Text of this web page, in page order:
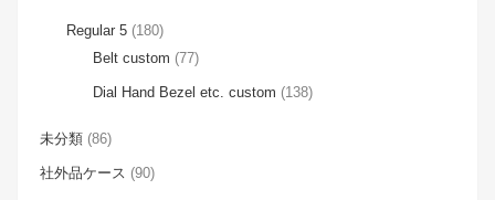
Regular 5 (180)
Belt custom (77)
Dial Hand Bezel etc. custom (138)
未分類 (86)
社外品ケース (90)